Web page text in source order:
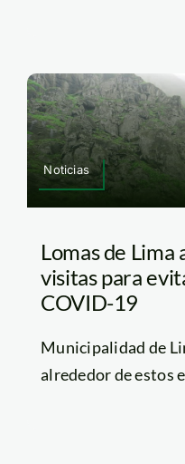
Noticias
Lomas de
visitas para
COVID-19
Municipalidad de
alrededor de estos